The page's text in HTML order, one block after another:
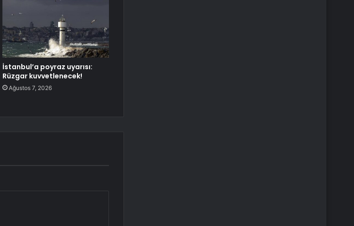
İstanbul’a poyraz uyarısı:
Rüzgar kuvvetlenecek!
Ağustos 7, 2026